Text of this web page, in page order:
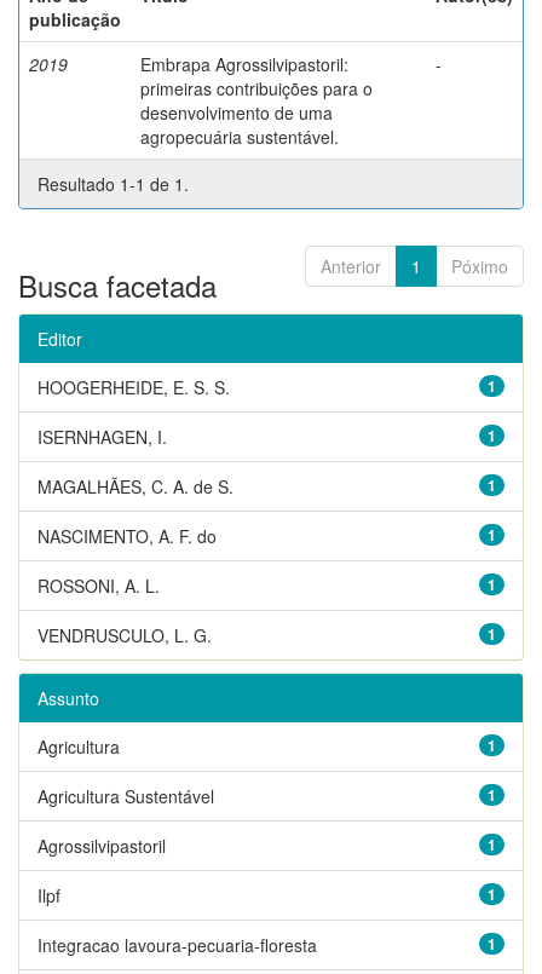
publicação
2019
Embrapa Agrossilvipastoril:
primeiras contribuições para o
desenvolvimento de uma
agropecuária sustentável.
-
Resultado 1-1 de 1.
Anterior 1 Póximo
Busca facetada
Editor
1
HOOGERHEIDE, E. S. S.
1
ISERNHAGEN, I.
1
MAGALHÃES, C. A. de S.
1
NASCIMENTO, A. F. do
1
ROSSONI, A. L.
1
VENDRUSCULO, L. G.
Assunto
1
Agricultura
1
Agricultura Sustentável
1
Agrossilvipastoril
1
Ilpf
1
Integracao lavoura-pecuaria-floresta